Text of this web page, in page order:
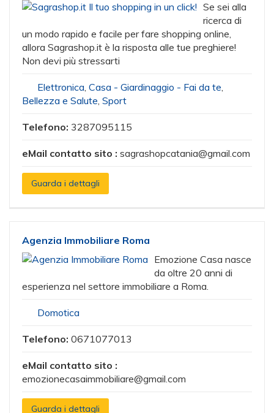
Se sei alla
ricerca di
un modo rapido e facile per fare shopping online,
allora Sagrashop.it è la risposta alle tue preghiere!
Non devi più stressarti
Elettronica, Casa - Giardinaggio - Fai da te,
Bellezza e Salute, Sport
Telefono: 3287095115
eMail contatto sito : sagrashopcatania@gmail.com
Guarda i dettagli
Agenzia Immobiliare Roma
Emozione Casa nasce
da oltre 20 anni di
esperienza nel settore immobiliare a Roma.
Domotica
Telefono: 0671077013
eMail contatto sito :
emozionecasaimmobiliare@gmail.com
Guarda i dettagli